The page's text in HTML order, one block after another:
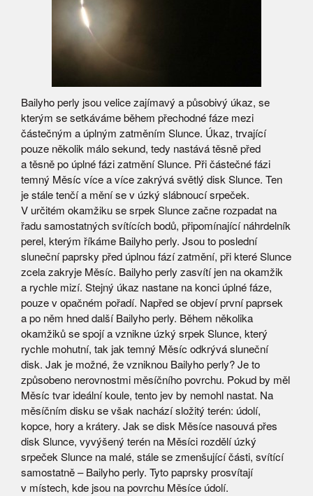
Bailyho perly jsou velice zajímavý a působivý úkaz, se
kterým se setkáváme během přechodné fáze mezi
částečným a úplným zatměním Slunce. Úkaz, trvající
pouze několik málo sekund, tedy nastává těsně před
a těsně po úplné fázi zatmění Slunce. Při částečné fázi
temný Měsíc více a více zakrývá světlý disk Slunce. Ten
je stále tenčí a mění se v úzký slábnoucí srpeček.
V určitém okamžiku se srpek Slunce začne rozpadat na
řadu samostatných svítících bodů, připomínající náhrdelník
perel, kterým říkáme Bailyho perly. Jsou to poslední
sluneční paprsky před úplnou fází zatmění, při které Slunce
zcela zakryje Měsíc. Bailyho perly zasvítí jen na okamžik
a rychle mizí. Stejný úkaz nastane na konci úplné fáze,
pouze v opačném pořadí. Napřed se objeví první paprsek
a po něm hned další Bailyho perly. Během několika
okamžiků se spojí a vznikne úzký srpek Slunce, který
rychle mohutní, tak jak temný Měsíc odkrývá sluneční
disk. Jak je možné, že vzniknou Bailyho perly? Je to
způsobeno nerovnostmi měsíčního povrchu. Pokud by měl
Měsíc tvar ideální koule, tento jev by nemohl nastat. Na
měsíčním disku se však nachází složitý terén: údolí,
kopce, hory a krátery. Jak se disk Měsíce nasouvá přes
disk Slunce, vyvýšený terén na Měsíci rozdělí úzký
srpeček Slunce na malé, stále se zmenšující části, svítící
samostatně – Bailyho perly. Tyto paprsky prosvítají
v místech, kde jsou na povrchu Měsíce údolí.